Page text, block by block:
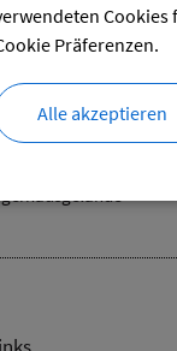
mit Musik von
von 18:00
bis
Cookies
Präferenzen.
Alle akzeptieren